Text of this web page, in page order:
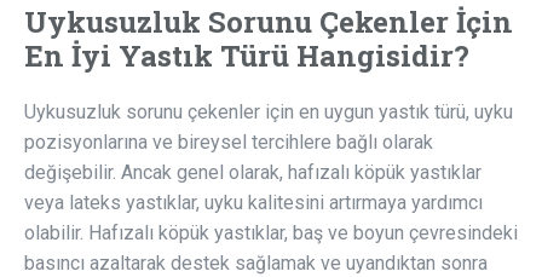
Uykusuzluk Sorunu Çekenler İçin
En İyi Yastık Türü Hangisidir?
Uykusuzluk sorunu çekenler için en uygun yastık türü, uyku
pozisyonlarına ve bireysel tercihlere bağlı olarak
değişebilir. Ancak genel olarak, hafızalı köpük yastıklar
veya lateks yastıklar, uyku kalitesini artırmaya yardımcı
olabilir. Hafızalı köpük yastıklar, baş ve boyun çevresindeki
basıncı azaltarak destek sağlamak ve uyandıktan sonra